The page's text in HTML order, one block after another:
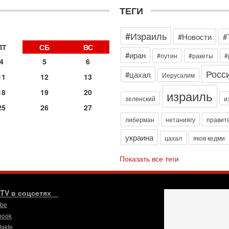
В
В
СБ
ВС
4 5
6
12
13
19
20
26
27
ТЕГИ
#Израиль
#Новости
#иран
#путин #ракеты
#цахал Иерусалим
зеленский израиль
либерман нетаниягу
украина цахал яков кедми
Показать все теги
в соцсетях